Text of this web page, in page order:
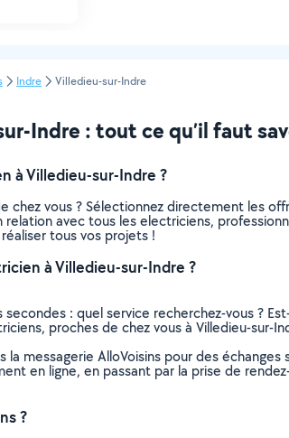
Indre Villedieu-sur-Indre
Indre : tout ce qu’il faut
à Villedieu-sur-Indre ?
chez vous ? Sélectionnez directement les
relation avec tous les electriciens,
tous vos projets !
à Villedieu-sur-Indre ?
: quel service recherchez-vous ?
proches de chez vous à Villedieu-sur-
la messagerie AlloVoisins pour des
en ligne, en passant par la prise de
?